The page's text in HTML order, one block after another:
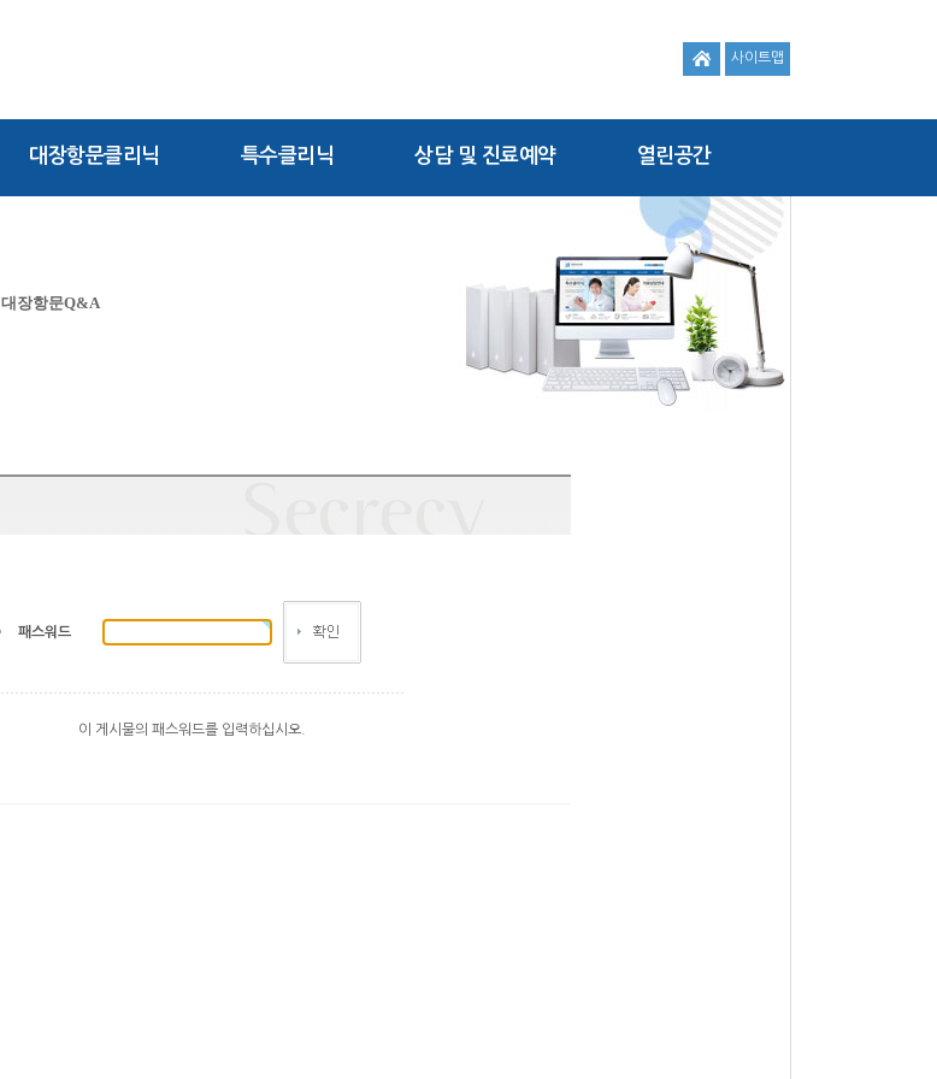
사이트맵
대장항문클리닉 특수클리닉 상담 및 진료예약 열린공간
대장항문Q&A
패스워드
이 게시물의 패스워드를 입력하십시오.